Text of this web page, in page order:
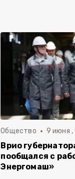
Общество 9 июня
Врио
пообщался с
Энергомаш»